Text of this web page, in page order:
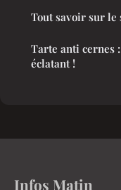
Tout savoir sur le
Tarte anti cernes
éclatant !
Infos Matin